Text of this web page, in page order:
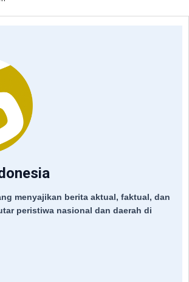
menyajikan berita aktual, faktual, dan
peristiwa nasional dan daerah di